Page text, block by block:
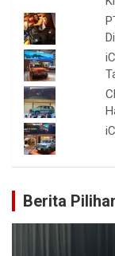
Berita